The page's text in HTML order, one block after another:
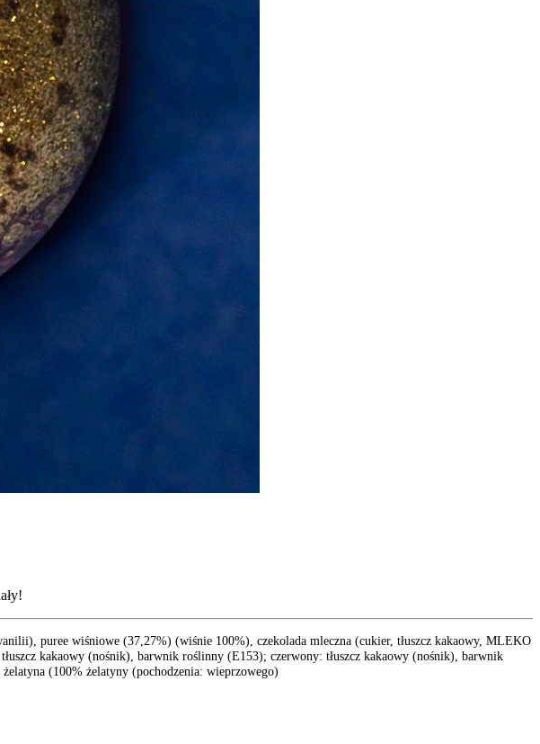
puree wiśniowe (37,27%) (wiśnie 100%), czekolada mleczna (cukier, tłuszcz kakaowy, MLEKO
kakaowy (nośnik), barwnik roślinny (E153); czerwony: tłuszcz kakaowy (nośnik), barwnik
(100% żelatyny (pochodzenia: wieprzowego)